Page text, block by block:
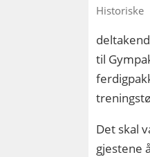
Historiske
til
Det skal
gjestene